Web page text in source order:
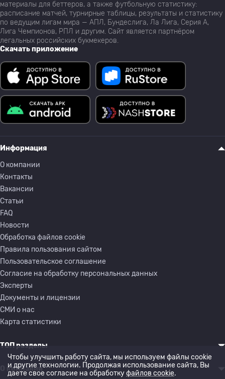
материалы для беттеров, а также футбольную статистику:
расписание матчей, турнирные таблицы, результаты и статистику
по ведущим лигам мира — АПЛ, Бундеслига, Ла Лига, Серия А,
Лига Чемпионов, РПЛ и другим. Сайт является партнёром
легальных российских букмекеров.
Скачать приложение
Информация
О компании
Контакты
Вакансии
Статьи
FAQ
Новости
Обработка файлов cookie
Правила пользования сайтом
Пользовательское соглашение
Согласие на обработку персональных данных
Эксперты
Документы и лицензии
СМИ о нас
Карта статистики
ТОП разделы
О компании
Чтобы улучшить работу сайта, мы используем файлы cookie
и другие технологии. Продолжая использование сайта, Вы
даете свое согласие на обработкуфайлов cookie.